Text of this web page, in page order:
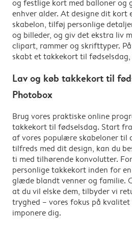
og festlige kort med balloner og
enhver alder. At designe dit kort
skabelon, tilføj personlige
og billeder, og giv det ekstra liv
clipart, rammer og skrifttyper.
skabt et takkekort til
Lav og køb takkekort til
Photobox
Brug vores praktiske online
takkekort til fødselsdag. Start
af vores populære skabeloner til
tilfreds med dit design, kan du
ti med tilhørende konvolutter.
personlige takkekort inden for
glæde blandt venner og familie.
at du vil elske dem, tilbyder vi
tryghed – vores fokus på
imponere dig.